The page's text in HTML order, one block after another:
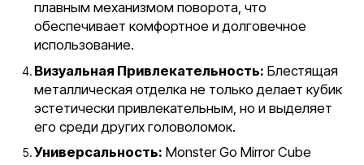
плавным механизмом поворота, что
обеспечивает комфортное и долговечное
использование.
Визуальная Привлекательность: Блестящая
металлическая отделка не только делает кубик
эстетически привлекательным, но и выделяет
его среди других головоломок.
Универсальность: Monster Go Mirror Cube